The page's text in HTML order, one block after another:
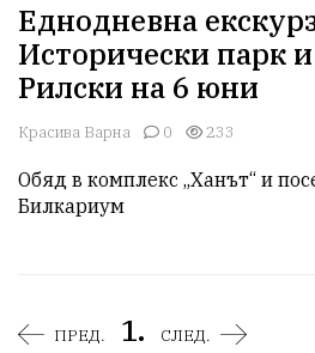
Еднодневна
Исторически парк
Рилски на 6 юни
Красива Варна 0 233
Обяд в комплекс „Ханът“ и
ПРЕД. 1. СЛЕД.